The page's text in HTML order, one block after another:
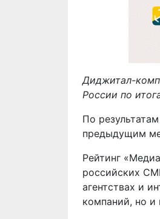
Диджитал-
России по
По
предыдущим
Рейтинг
российских
агентствах и
компаний, но и